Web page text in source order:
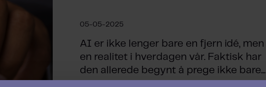
05-05-2025
AI er ikke lenger bare en fjern idé, men
en realitet i hverdagen vår. Faktisk har
den allerede begynt å prege ikke bare...